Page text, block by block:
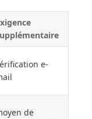
e-
de